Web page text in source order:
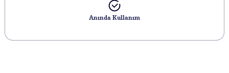
Anında Kullanım